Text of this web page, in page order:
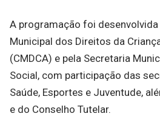
A programação foi desenvolvida
Municipal dos Direitos da
(CMDCA) e pela Secretaria
Social, com participação das
Saúde, Esportes e Juventude,
e do Conselho Tutelar.